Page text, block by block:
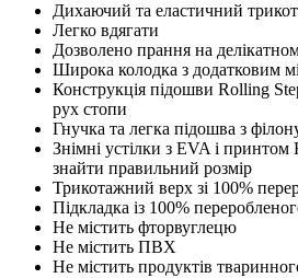
Дихаючий та еластичний
Легко вдягати
Дозволено прання на
Широка колодка з додатковим
Конструкція підошви Rolling
рух стопи
Гнучка та легка підошва з
Знімні устілки з EVA і
знайти правильний розмір
Трикотажний верх зі 100%
Підкладка із 100%
Не містить фторвуглецю
Не містить ПВХ
Не містить продуктів